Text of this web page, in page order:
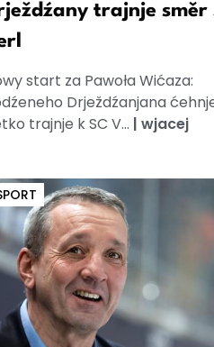
trajnje směr
start za Pawoła Wićaza:
Drježdźanjana
trajnje k SC V... | wjacej